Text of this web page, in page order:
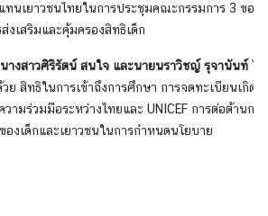
ยาวชนไทยในการประชุมคณะกรรมการ 3 ของ
งเสริมและคุ้มครองสิทธิเด็ก
นางสาวศิริรัตน์ สนใจ และนายนราวิชญ์ รุจานันท์ ได้
ย สิทธิในการเข้าถึงการศึกษา การจดทะเบียนเกิด
ามร่วมมือระหว่างไทยและ UNICEF การต่อต้านก
องเด็กและเยาวชนในการกำหนดนโยบาย